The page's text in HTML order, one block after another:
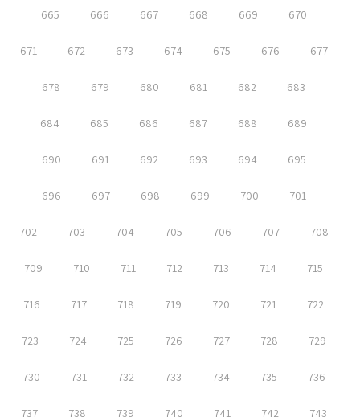
665 666 667 668 669 670
671 672 673 674 675 676 677
678 679 680 681 682 683
684 685 686 687 688 689
690 691 692 693 694 695
696 697 698 699 700 701
702 703 704 705 706 707 708
709 710 711 712 713 714 715
716 717 718 719 720 721 722
723 724 725 726 727 728 729
730 731 732 733 734 735 736
737 738 739 740 741 742 743